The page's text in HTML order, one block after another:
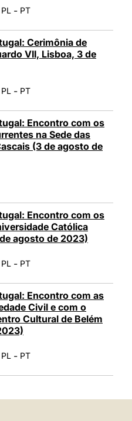
PL - PT
Cerimônia de
VII, Lisboa, 3 de
PL - PT
Encontro com os
na Sede das
(3 de agosto de
Encontro com os
Católica
agosto de 2023)
PL - PT
Encontro com as
Civil e com o
Cultural de Belém
PL - PT